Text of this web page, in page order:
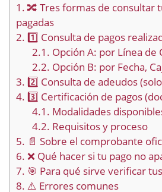
1. 🔀 Tres formas de consultar
pagadas
2. 1️⃣ Consulta de pagos
2.1. Opción A: por Línea de
2.2. Opción B: por Fecha,
3. 2️⃣ Consulta de adeudos
4. 3️⃣ Certificación de pagos
4.1. Modalidades
4.2. Requisitos y proceso
5. 📄 Sobre el comprobante
6. ❌ Qué hacer si tu pago no
7. 🎯 Para qué sirve verificar
8. ⚠️ Errores comunes